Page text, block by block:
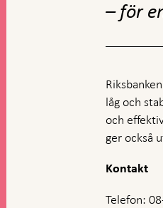
– för
låg och
och
ger också
Kontakt
Telefon: